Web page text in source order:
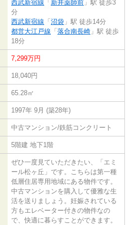
西武新宿線 「 新井薬師前 」駅 徒歩3
分
西武新宿線 「 沼袋 」駅 徒歩14分
都営大江戸線 「 落合南長崎 」駅 徒歩
18分
7,299万円
18,040円
65.28㎡
1997年 9月 (築28年)
中古マンション/鉄筋コンクリート
5階建 地下1階
ぜひ一度見ていただきたい、「エミ
ール松ヶ丘」です。こちらは第一種
低層住居専用地域にある物件です。
中古マンションを購入して優雅な生
活を送りましょう。妊娠されている
方もエレベーター付きの物件なの
で、快適に暮らすことができます。